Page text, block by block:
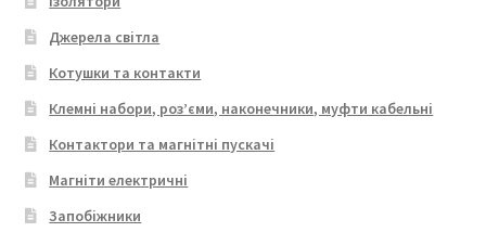
Джерела світла
Котушки та контакти
Клемні набори, роз’єми, наконечники, муфти кабельні
Контактори та магнітні пускачі
Магніти електричні
Запобіжники